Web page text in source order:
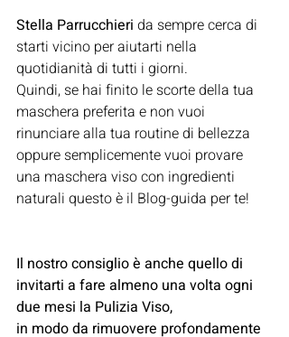
Stella Parrucchieri da sempre cerca di
starti vicino per aiutarti nella
quotidianità di tutti i giorni.
Quindi, se hai finito le scorte della tua
maschera preferita e non vuoi
rinunciare alla tua routine di bellezza
oppure semplicemente vuoi provare
una maschera viso con ingredienti
naturali questo è il Blog-guida per te!
Il nostro consiglio è anche quello di
invitarti a fare almeno una volta ogni
due mesi la Pulizia Viso,
in modo da rimuovere profondamente